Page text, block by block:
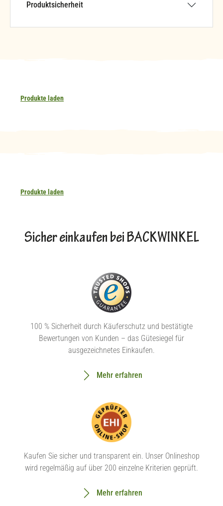
Produktsicherheit
Produkte laden
Produkte laden
Sicher einkaufen bei BACKWINKEL
100 % Sicherheit durch Käuferschutz und bestätigte
Bewertungen von Kunden – das Gütesiegel für
ausgezeichnetes Einkaufen.
Mehr erfahren
Kaufen Sie sicher und transparent ein. Unser Onlineshop
wird regelmäßig auf über 200 einzelne Kriterien geprüft.
Mehr erfahren